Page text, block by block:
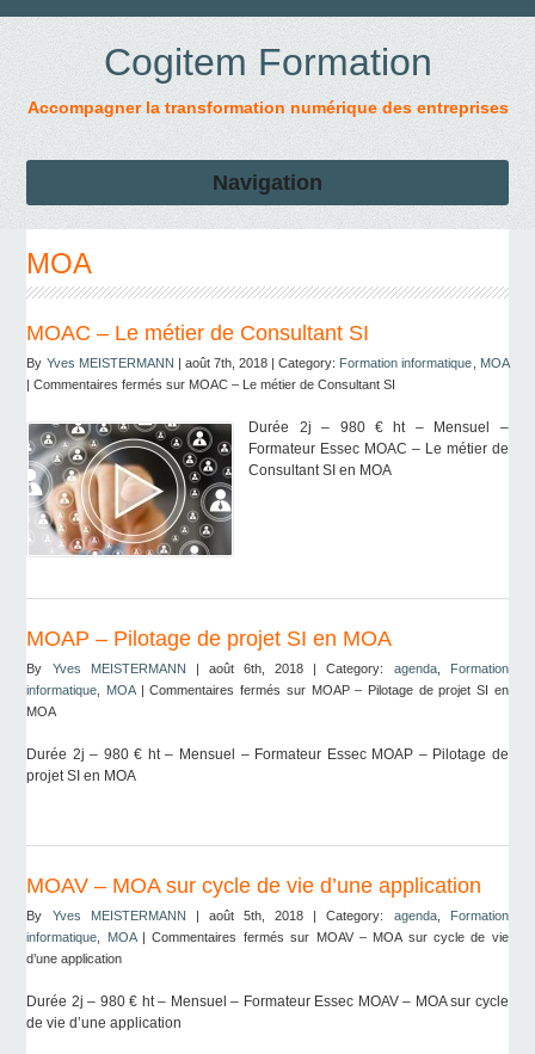
Cogitem Formation
Accompagner la transformation numérique des entreprises
Navigation
MOA
MOAC – Le métier de Consultant SI
By Yves MEISTERMANN | août 7th, 2018 | Category: Formation informatique
MOA
|Commentaires fermés sur MOAC – Le métier de Consultant SI
Durée 2j – 980 € ht – Mensuel –
Formateur Essec MOAC – Le métier de
Consultant SI en MOA
MOAP – Pilotage de projet SI en MOA
By Yves MEISTERMANN | août 6th, 2018 | Category: agenda,
Formation
informatique
MOA|Commentaires fermés sur MOAP – Pilotage de projet SI en
MOA
Durée 2j – 980 € ht – Mensuel – Formateur Essec MOAP – Pilotage de
projet SI en MOA
MOAV – MOA sur cycle de vie d’une application
By Yves MEISTERMANN | août 5th, 2018 | Category: agenda,
Formation
informatique
MOA|Commentaires fermés sur MOAV – MOA sur cycle de vie
d’une application
Durée 2j – 980 € ht – Mensuel – Formateur Essec MOAV – MOA sur cycle
de vie d’une application